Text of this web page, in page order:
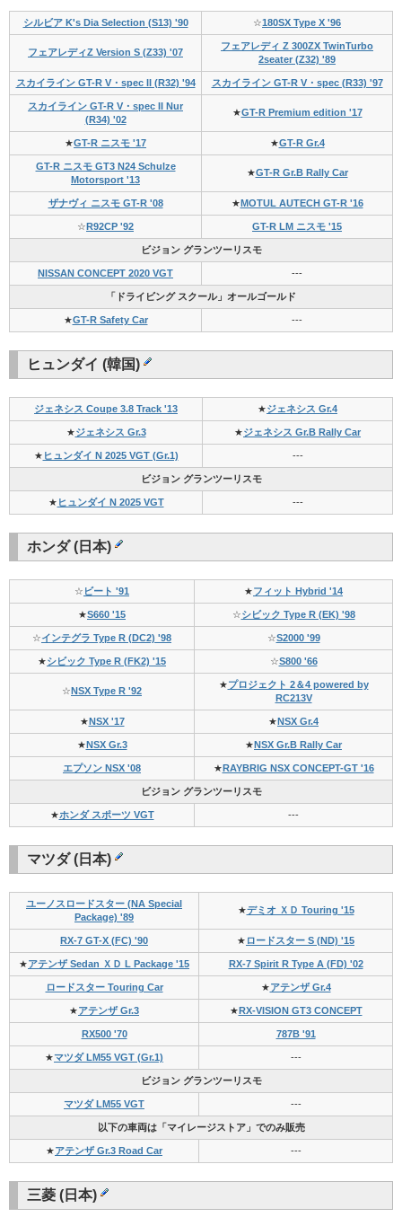
シルビア K's Dia Selection (S13) '90 ☆180SX Type X '96
フェアレディZ Version S (Z33) '07
フェアレディ Z 300ZX TwinTurbo
2seater (Z32) '89
スカイライン GT-R V・spec II (R32) '94 スカイライン GT-R V・spec (R33) '97
スカイライン GT-R V・spec II Nur
(R34) '02
★GT-R Premium edition '17
★GT-R ニスモ '17 ★GT-R Gr.4
GT-R ニスモ GT3 N24 Schulze
Motorsport '13
★GT-R Gr.B Rally Car
ザナヴィ ニスモ GT-R '08 ★MOTUL AUTECH GT-R '16
☆R92CP '92 GT-R LM ニスモ '15
ビジョン グランツーリスモ
NISSAN CONCEPT 2020 VGT ---
「ドライビング スクール」オールゴールド
★GT-R Safety Car ---
ヒュンダイ (韓国)
ジェネシス Coupe 3.8 Track '13 ★ジェネシス Gr.4
★ジェネシス Gr.3 ★ジェネシス Gr.B Rally Car
★ ヒュンダイ N 2025 VGT (Gr.1) ---
ビジョン グランツーリスモ
★ ヒュンダイ N 2025 VGT ---
ホンダ (日本)
☆ ビート '91 ★フィット Hybrid '14
★S660 '15 ☆シビック Type R (EK) '98
☆インテグラ Type R (DC2) '98 ☆S2000 '99
★シビック Type R (FK2) '15 ☆S800 '66
☆NSX Type R '92
★プロジェクト 2＆4 powered by
RC213V
★NSX '17 ★NSX Gr.4
★NSX Gr.3 ★NSX Gr.B Rally Car
エプソン NSX '08 ★RAYBRIG NSX CONCEPT-GT '16
ビジョン グランツーリスモ
★ホンダ スポーツ VGT ---
マツダ (日本)
ユーノスロードスター (NA Special
Package) '89
★デミオ ＸＤ Touring '15
RX-7 GT-X (FC) '90 ★ ロードスター S (ND) '15
★アテンザ Sedan ＸＤ L Package '15 RX-7 Spirit R Type A (FD) '02
ロードスター Touring Car ★アテンザ Gr.4
★アテンザ Gr.3 ★RX-VISION GT3 CONCEPT
RX500 '70 787B '91
★マツダ LM55 VGT (Gr.1) ---
ビジョン グランツーリスモ
マツダ LM55 VGT ---
以下の車両は「マイレージストア」でのみ販売
★アテンザ Gr.3 Road Car ---
三菱 (日本)